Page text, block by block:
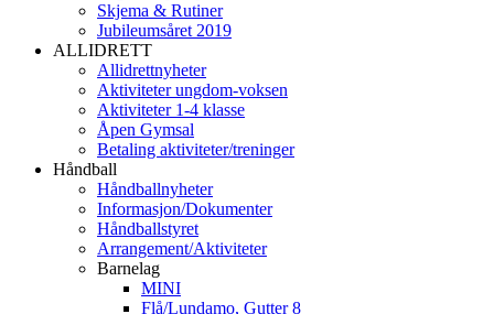
Skjema & Rutiner
Jubileumsåret 2019
ALLIDRETT
Allidrettnyheter
Aktiviteter ungdom-voksen
Aktiviteter 1-4 klasse
Åpen Gymsal
Betaling aktiviteter/treninger
Håndball
Håndballnyheter
Informasjon/Dokumenter
Håndballstyret
Arrangement/Aktiviteter
Barnelag
MINI
Flå/Lundamo, Gutter 8